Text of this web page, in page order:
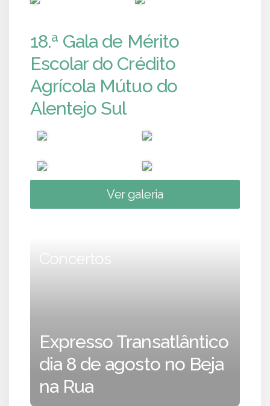
18.ª Gala de Mérito
Escolar do Crédito
Agrícola Mútuo do
Alentejo Sul
Ver galeria
Concertos
Expresso Transatlântico
dia 8 de agosto no Beja
na Rua